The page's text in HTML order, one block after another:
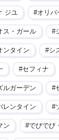
ジユ オリバ
ス・ガール
ンタイン シ
セフィナ
ルガーデン
レンタイン
ン でびでび